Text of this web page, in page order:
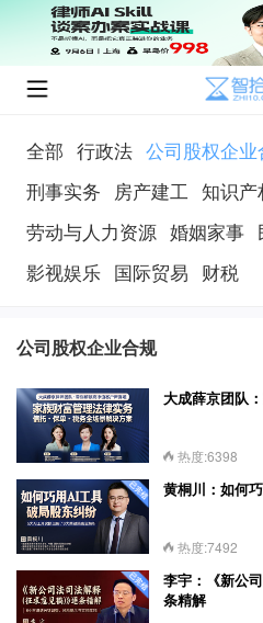
全部 行政法 公司股权企业
刑事实务 房产建工 知识产
劳动与人力资源 婚姻家事
影视娱乐 国际贸易 财税
公司股权企业合规
大成薛京团队
热度:6398
黄桐川：如何
热度:7492
李宇：《新公
条精解